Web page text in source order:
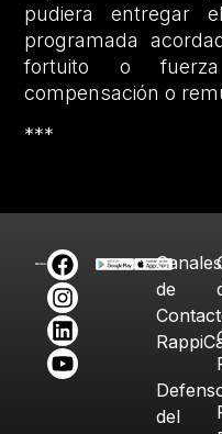
pudiera entregar
programada
fortuito o
compensación o
***
Canales
de
del